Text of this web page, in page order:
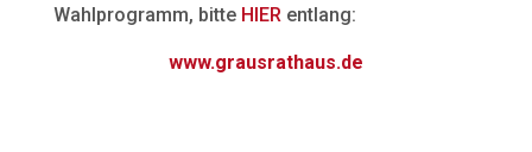
Wahlprogramm, bitte HIER entlang:
www.grausrathaus.de